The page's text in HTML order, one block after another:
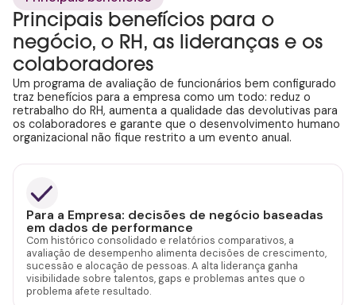
Principais benefícios para o
negócio, o RH, as lideranças e os
colaboradores
Um programa de avaliação de funcionários bem configurado
traz benefícios para a empresa como um todo: reduz o
retrabalho do RH, aumenta a qualidade das devolutivas para
os colaboradores e garante que o desenvolvimento humano
organizacional não fique restrito a um evento anual.
Para a Empresa: decisões de negócio baseadas
em dados de performance
Com histórico consolidado e relatórios comparativos, a
avaliação de desempenho alimenta decisões de crescimento,
sucessão e alocação de pessoas. A alta liderança ganha
visibilidade sobre talentos, gaps e problemas antes que o
problema afete resultado.